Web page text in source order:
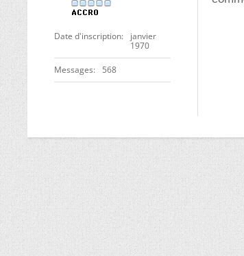
Date d'inscription
janvier
1970
Messages 568